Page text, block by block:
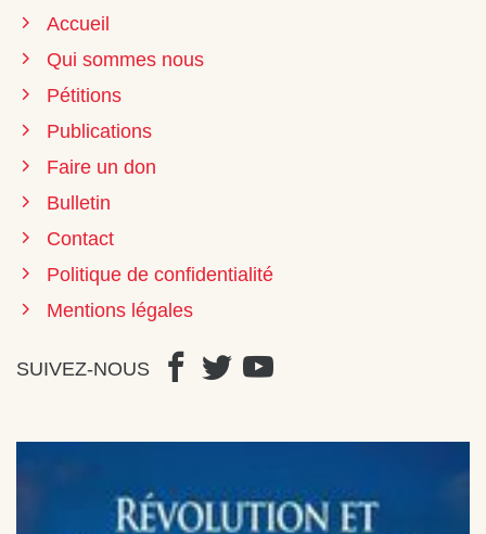
Accueil
Qui sommes nous
Pétitions
Publications
Faire un don
Bulletin
Contact
Politique de confidentialité
Mentions légales
SUIVEZ-NOUS